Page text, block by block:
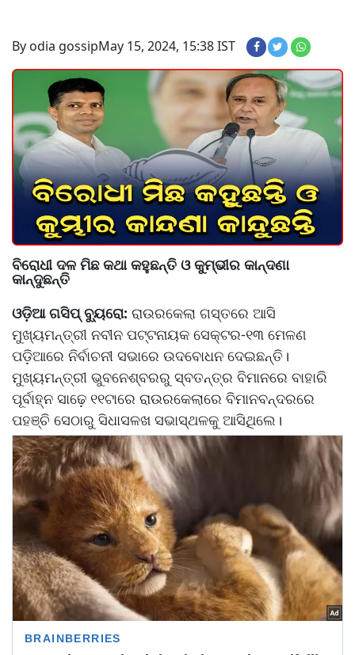
By odia gossipMay 15, 2024, 15:38 IST
ବିରୋଧୀ ଦଳ ମିଛ କଥା କହୁଛନ୍ତି ଓ କୁମ୍ଭୀର କାନ୍ଦଣା
କାନ୍ଦୁଛନ୍ତି
ଓଡ଼ିଆ ଗସିପ୍ ବ୍ୟୁରୋ: ରାଉରକେଲା ଗସ୍ତରେ ଆସି
ମୁଖ୍ୟମନ୍ତ୍ରୀ ନବୀନ ପଟ୍ଟନାୟକ ସେକ୍ଟର-୧୩ ମେଳଣ
ପଡ଼ିଆରେ ନିର୍ବାଚନୀ ସଭାରେ ଉଦବୋଧନ ଦେଇଛନ୍ତି।
ମୁଖ୍ୟମନ୍ତ୍ରୀ ଭୁବନେଶ୍ବରରୁ ସ୍ବତନ୍ତ୍ର ବିମାନରେ ବାହାରି
ପୂର୍ବାହ୍ନ ସାଢ଼େ ୧୧ଟାରେ ରାଉରକେଲାରେ ବିମାନବନ୍ଦରରେ
ପହଞ୍ଚି ସେଠାରୁ ସିଧାସଳଖ ସଭାସ୍ଥଳକୁ ଆସିଥିଲେ।